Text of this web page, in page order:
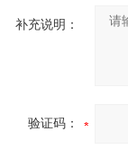
补充说明：
验证码：